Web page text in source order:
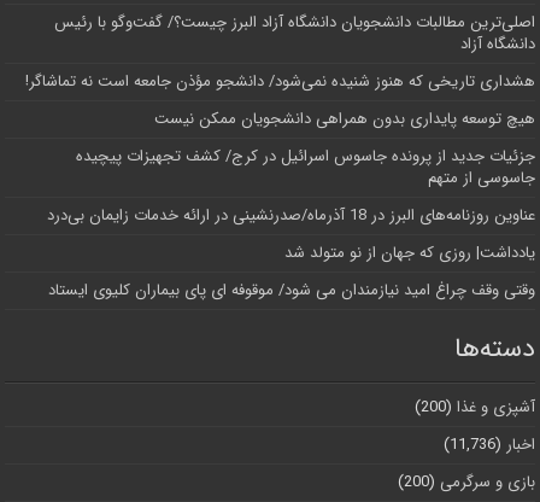
اصلی‌ترین مطالبات دانشجویان دانشگاه آزاد البرز چیست؟/ گفت‌وگو با رئیس
دانشگاه آز‌اد
هشداری تاریخی که هنوز شنیده نمی‌شود/ دانشجو مؤذن جامعه است نه تماشاگر!
هیچ توسعه پایداری بدون همراهی دانشجویان ممکن نیست
جزئیات جدید از پرونده جاسوس اسرائیل در کرج/‌ کشف تجهیزات پیچیده
جاسوسی از متهم
عناوین روزنامه‌های البرز در ‌18 آذرماه/صدرنشینی در ارائه خدمات زایمان بی‌درد
یادداشت| روزی که جهان از نو متولد شد
وقتی وقف چراغ امید نیازمندان می شود/ موقوفه ای پای بیماران کلیوی ایستاد
دسته‌ها
آشپزی و غذا (200)
اخبار (11,736)
بازی و سرگرمی (200)